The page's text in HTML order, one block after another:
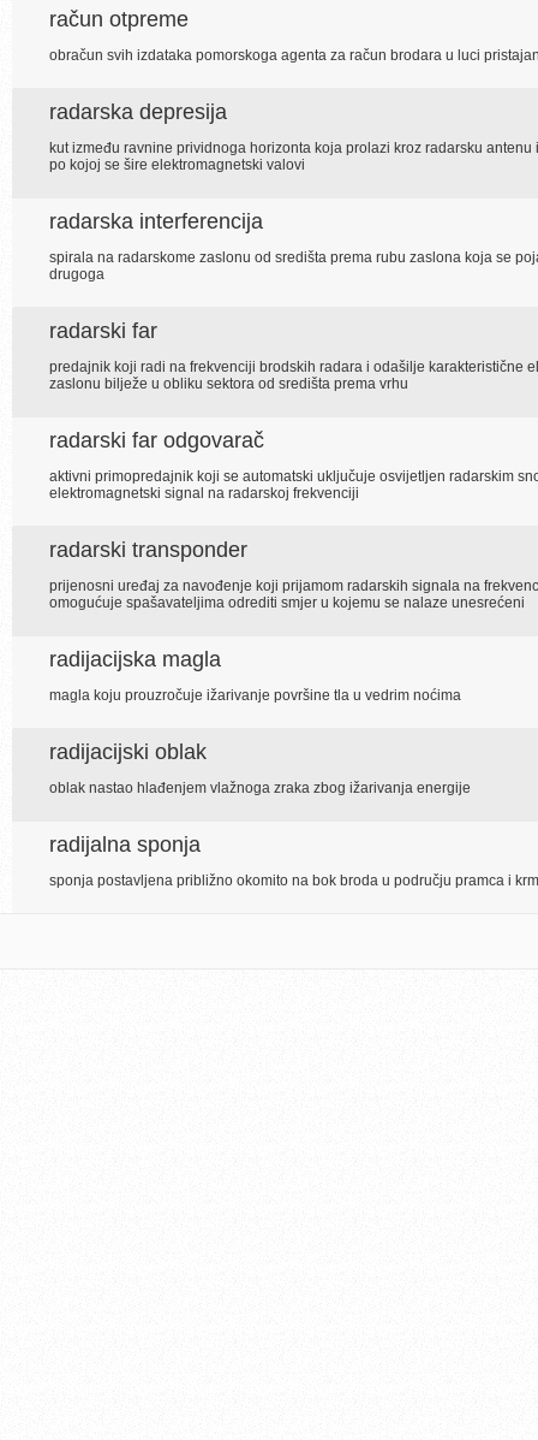
račun otpreme
obračun svih izdataka pomorskoga agenta za račun brodara u luci
radarska depresija
kut između ravnine prividnoga horizonta koja prolazi kroz radarsku
po kojoj se šire elektromagnetski valovi
radarska interferencija
spirala na radarskome zaslonu od središta prema rubu zaslona koja se
drugoga
radarski far
predajnik koji radi na frekvenciji brodskih radara i odašilje karakteristične
zaslonu bilježe u obliku sektora od središta prema vrhu
radarski far odgovarač
aktivni primopredajnik koji se automatski uključuje osvijetljen radarskim
elektromagnetski signal na radarskoj frekvenciji
radarski transponder
prijenosni uređaj za navođenje koji prijamom radarskih signala na
omogućuje spašavateljima odrediti smjer u kojemu se nalaze unesrećeni
radijacijska magla
magla koju prouzročuje ižarivanje površine tla u vedrim noćima
radijacijski oblak
oblak nastao hlađenjem vlažnoga zraka zbog ižarivanja energije
radijalna sponja
sponja postavljena približno okomito na bok broda u području pramca i